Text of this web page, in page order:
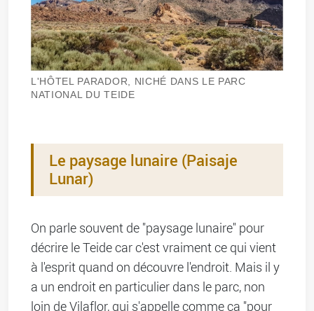
L'HÔTEL PARADOR, NICHÉ DANS LE PARC
NATIONAL DU TEIDE
Le paysage lunaire (Paisaje
Lunar)
On parle souvent de "paysage lunaire" pour
décrire le Teide car c'est vraiment ce qui vient
à l'esprit quand on découvre l'endroit. Mais il y
a un endroit en particulier dans le parc, non
loin de Vilaflor, qui s'appelle comme ça "pour